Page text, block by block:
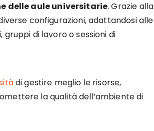
delle aule universitarie. Grazie alla
configurazioni, adattandosi alle
di lavoro o sessioni di
di gestire meglio le risorse,
la qualità dell’ambiente di